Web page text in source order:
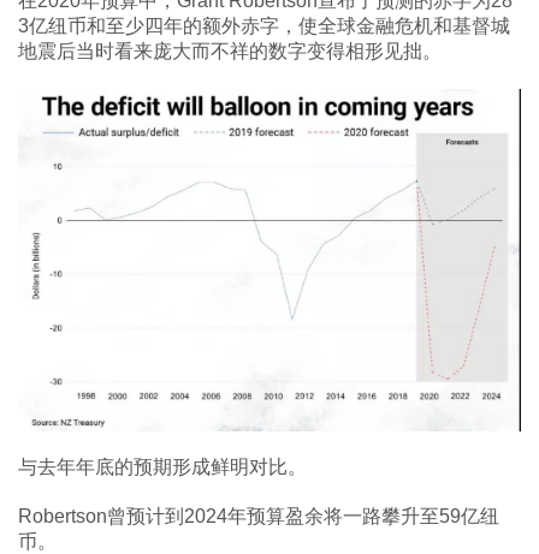
3亿纽币和至少四年的额外赤字，使全球金融危机和基督城
地震后当时看来庞大而不祥的数字变得相形见拙。
与去年年底的预期形成鲜明对比。
Robertson曾预计到2024年预算盈余将一路攀升至59亿纽
币。